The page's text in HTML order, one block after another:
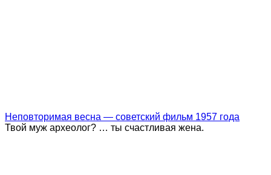
Неповторимая весна — советский фильм 1957 года
Твой муж археолог? … ты счастливая жена.